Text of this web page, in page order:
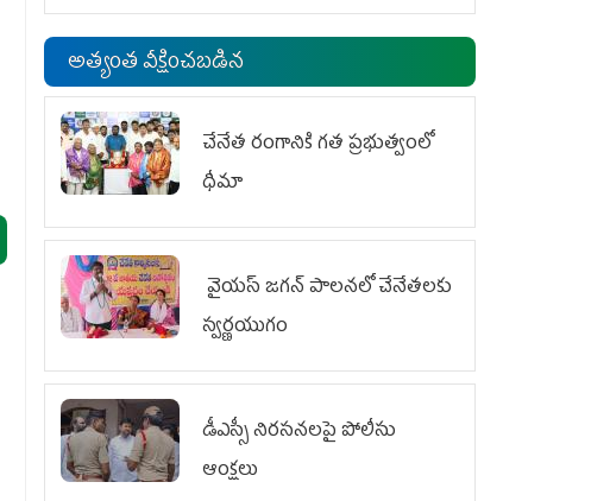
అత్యంత వీక్షించబడిన
చేనేత రంగానికి గత ప్రభుత్వంలో
ధీమా
వైయ‌స్ జగన్ పాలనలో చేనేతలకు
స్వర్ణయుగం
డీఎస్సీ నిరసనలపై పోలీసు
ఆంక్షలు